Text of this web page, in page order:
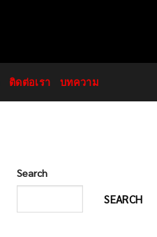
ติดต่อเรา บทความ
Search
SEARCH